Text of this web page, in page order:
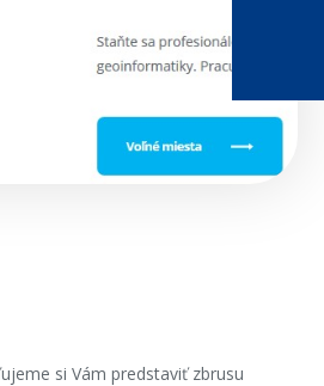
si Vám predstaviť zbrusu